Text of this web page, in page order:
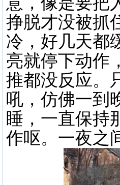
挣脱才没被抓
冷，好几天都
亮就停下动作
推都没反应。
吼，仿佛一到
睡，一直保持
作呕。一夜之